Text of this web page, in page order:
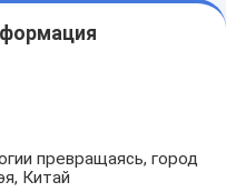
превращаясь, город
Китай